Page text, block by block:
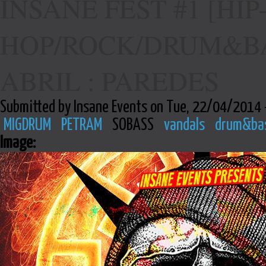
Submitted by Insane Events on Tue, 22/04/2014
MIGDRUM
PETRAM SOBASS vandals
Image: